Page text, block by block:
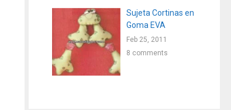
Sujeta Cortinas en
Goma EVA
Feb 25, 2011
8 comments